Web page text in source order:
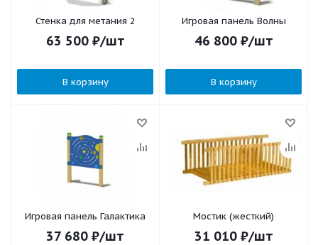
Стенка для метания 2
63 500₽/шт
В корзину
Игровая панель Волны
46 800₽/шт
В корзину
Игровая панель Галактика
37 680 ₽/шт
Мостик (жесткий)
31 010₽/шт